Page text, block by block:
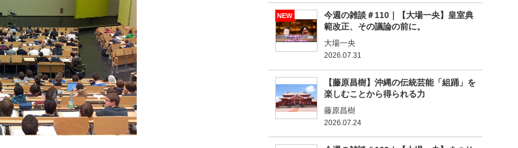
NEW
今週の雑談＃110｜【大場一央】皇室典
範改正、その議論の前に。
大場一央
2026.07.31
【藤原昌樹】沖縄の伝統芸能「組踊」を
楽しむことから得られる力
藤原昌樹
2026.07.24